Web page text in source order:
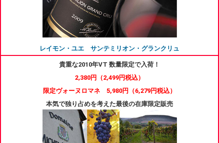
レイモン・ユエ サンテミリオン・グランクリュ
貴重な2010年VT 数量限定で入荷！
2,380円（2,499円税込）
限定ヴォーヌロマネ 5,980円（6,279円税込）
本気で独り占めを考えた最後の在庫限定販売